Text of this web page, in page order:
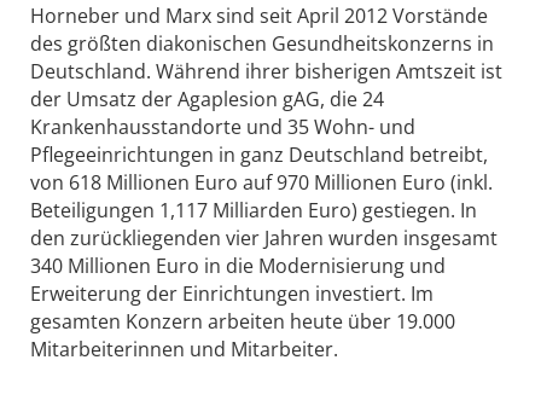
Horneber und Marx sind seit April 2012 Vorstände
des größten diakonischen Gesundheitskonzerns in
Deutschland. Während ihrer bisherigen Amtszeit ist
der Umsatz der Agaplesion gAG, die 24
Krankenhausstandorte und 35 Wohn- und
Pflegeeinrichtungen in ganz Deutschland betreibt,
von 618 Millionen Euro auf 970 Millionen Euro (inkl.
Beteiligungen 1,117 Milliarden Euro) gestiegen. In
den zurückliegenden vier Jahren wurden insgesamt
340 Millionen Euro in die Modernisierung und
Erweiterung der Einrichtungen investiert. Im
gesamten Konzern arbeiten heute über 19.000
Mitarbeiterinnen und Mitarbeiter.